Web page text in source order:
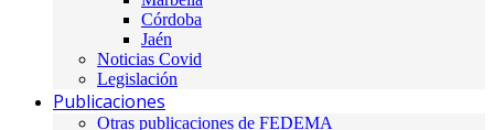
Córdoba
Jaén
Noticias Covid
Legislación
Publicaciones
Otras publicaciones de FEDEMA